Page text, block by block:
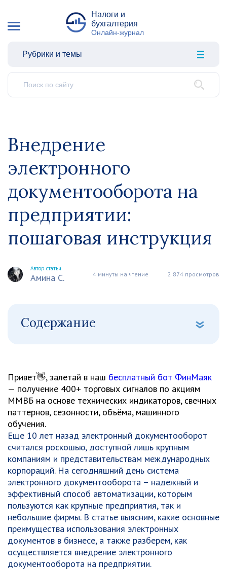
Налоги и
бухгалтерия
Онлайн-журнал
Рубрики и темы
Внедрение
электронного
документооборота на
предприятии:
пошаговая инструкция
Автор статьи
Амина С. 4 минуты на чтение 2 874 просмотров
Содержание
Привет👋, залетай в наш бесплатный бот ФинМаяк
— получение 400+ торговых сигналов по акциям
ММВБ на основе технических индикаторов, свечных
паттернов, сезонности, объёма, машинного
обучения.
Еще 10 лет назад электронный документооборот
считался роскошью, доступной лишь крупным
компаниям и представительствам международных
корпораций. На сегодняшний день система
электронного документооборота – надежный и
эффективный способ автоматизации, которым
пользуются как крупные предприятия, так и
небольшие фирмы. В статье выясним, какие основные
преимущества использования электронных
документов в бизнесе, а также разберем, как
осуществляется внедрение электронного
документооборота на предприятии.